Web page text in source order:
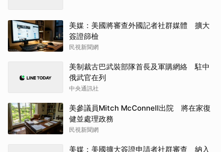
美媒：美國將審查外國記者社群媒體 擴大
簽證篩檢
民視新聞網
美制裁古巴武裝部隊首長及軍購網絡 駐中
俄武官在列
中央通訊社
美參議員Mitch McConnell出院 將在家復
健並處理政務
民視新聞網
美媒：美國擴大簽證申請者社群審查 納入